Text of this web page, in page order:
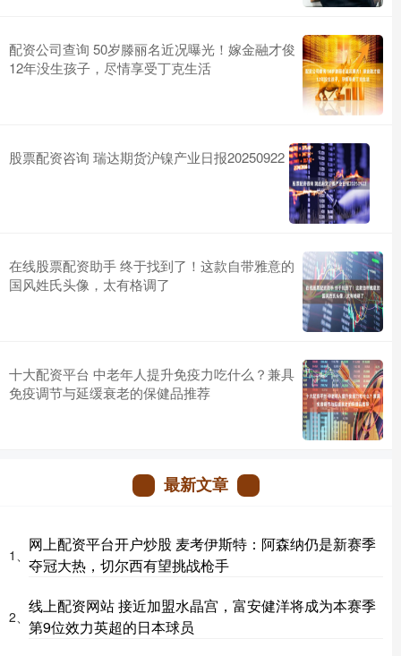
配资公司查询 50岁滕丽名近况曝光！嫁金融才俊
12年没生孩子，尽情享受丁克生活
股票配资咨询 瑞达期货沪镍产业日报20250922
在线股票配资助手 终于找到了！这款自带雅意的
国风姓氏头像，太有格调了
十大配资平台 中老年人提升免疫力吃什么？兼具
免疫调节与延缓衰老的保健品推荐
最新文章
1、
网上配资平台开户炒股 麦考伊斯特：阿森纳仍是新赛季
夺冠大热，切尔西有望挑战枪手
2、
线上配资网站 接近加盟水晶宫，富安健洋将成为本赛季
第9位效力英超的日本球员